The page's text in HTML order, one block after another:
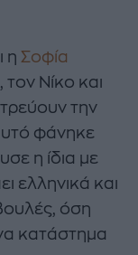
η Σοφία
τον Νίκο και
την
φάνηκε
η ίδια με
ελληνικά και
όση
κατάστημα